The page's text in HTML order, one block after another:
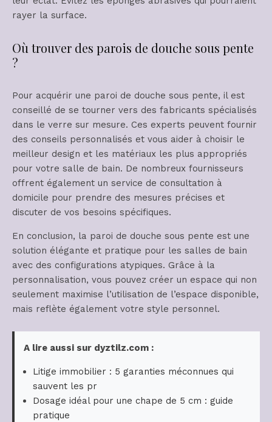
rayer la surface.
Où trouver des parois de douche sous pente
?
Pour acquérir une paroi de douche sous pente, il est
conseillé de se tourner vers des fabricants spécialisés
dans le verre sur mesure. Ces experts peuvent fournir
des conseils personnalisés et vous aider à choisir le
meilleur design et les matériaux les plus appropriés
pour votre salle de bain. De nombreux fournisseurs
offrent également un service de consultation à
domicile pour prendre des mesures précises et
discuter de vos besoins spécifiques.
En conclusion, la paroi de douche sous pente est une
solution élégante et pratique pour les salles de bain
avec des configurations atypiques. Grâce à la
personnalisation, vous pouvez créer un espace qui non
seulement maximise l’utilisation de l’espace disponible,
mais reflète également votre style personnel.
A lire aussi sur dyztilz.com :
Litige immobilier : 5 garanties méconnues qui
sauvent les pr
Dosage idéal pour une chape de 5 cm : guide
pratique